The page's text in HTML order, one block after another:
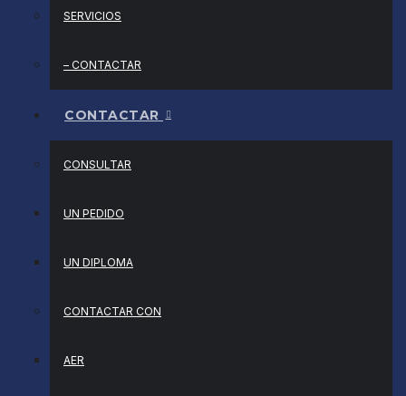
SERVICIOS
– CONTACTAR
CONTACTAR
CONSULTAR
UN PEDIDO
UN DIPLOMA
CONTACTAR CON
AER